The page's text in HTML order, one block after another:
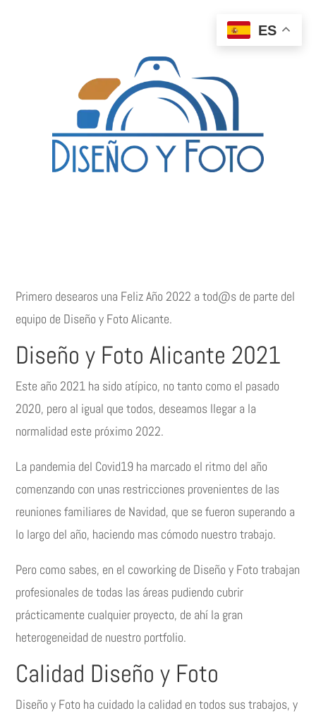
Primero desearos una Feliz Año 2022 a tod@s de parte del
equipo de Diseño y Foto Alicante.
Diseño y Foto Alicante 2021
Este año 2021 ha sido atípico, no tanto como el pasado
2020, pero al igual que todos, deseamos llegar a la
normalidad este próximo 2022.
La pandemia del Covid19 ha marcado el ritmo del año
comenzando con unas restricciones provenientes de las
reuniones familiares de Navidad, que se fueron superando a
lo largo del año, haciendo mas cómodo nuestro trabajo.
Pero como sabes, en el coworking de Diseño y Foto trabajan
profesionales de todas las áreas pudiendo cubrir
prácticamente cualquier proyecto, de ahí la gran
heterogeneidad de nuestro portfolio.
Calidad Diseño y Foto
Diseño y Foto ha cuidado la calidad en todos sus trabajos, y
ES